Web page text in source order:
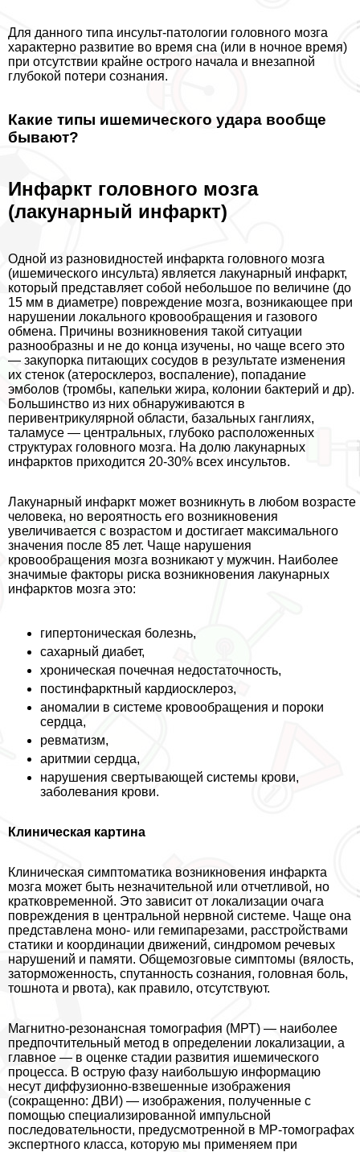
Для данного типа инсульт-патологии головного мозга
хаpaктерно развитие во время сна (или в ночное время)
при отсутствии крайне острого начала и внезапной
глубокой потери сознания.
Какие типы ишемического удара вообще
бывают?
Инфаркт головного мозга
(лакунарный инфаркт)
Одной из разновидностей инфаркта головного мозга
(ишемического инсульта) является лакунарный инфаркт,
который представляет собой небольшое по величине (до
15 мм в диаметре) повреждение мозга, возникающее при
нарушении локального кровообращения и газового
обмена. Причины возникновения такой ситуации
разнообразны и не до конца изучены, но чаще всего это
— закупорка питающих сосудов в результате изменения
их стенок (атеросклероз, воспаление), попадание
эмболов (тромбы, капельки жира, колонии бактерий и др).
Большинство из них обнаруживаются в
перивентрикулярной области, базальных ганглиях,
таламусе — центральных, глубоко расположенных
структурах головного мозга. На долю лакунарных
инфарктов приходится 20-30% всех инсультов.
Лакунарный инфаркт может возникнуть в любом возрасте
человека, но вероятность его возникновения
увеличивается с возрастом и достигает максимального
значения после 85 лет. Чаще нарушения
кровообращения мозга возникают у мужчин. Наиболее
значимые факторы риска возникновения лакунарных
инфарктов мозга это:
гипертоническая болезнь,
сахарный диабет,
хроническая почечная недостаточность,
постинфарктный кардиосклероз,
аномалии в системе кровообращения и пороки
сердца,
ревматизм,
аритмии сердца,
нарушения свертывающей системы крови,
заболевания крови.
Клиническая картина
Клиническая симптоматика возникновения инфаркта
мозга может быть незначительной или отчетливой, но
кратковременной. Это зависит от локализации очага
повреждения в центральной нервной системе. Чаще она
представлена моно- или гемипарезами, расстройствами
статики и координации движений, синдромом речевых
нарушений и памяти. Общемозговые симптомы (вялость,
заторможенность, спyтaнность сознания, головная боль,
тошнота и рвота), как правило, отсутствуют.
Магнитно-резонансная томография (МРТ) — наиболее
предпочтительный метод в определении локализации, а
главное — в оценке стадии развития ишемического
процесса. В острую фазу наибольшую информацию
несут диффузионно-взвешенные изображения
(сокращенно: ДВИ) — изображения, полученные с
помощью специализированной импульсной
последовательности, предусмотренной в МР-томографах
экспертного класса, которую мы применяем при